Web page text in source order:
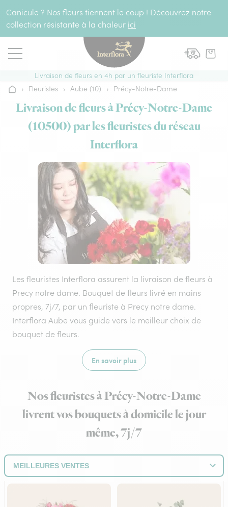
Canicule ? Nos fleurs tiennent le coup ! Découvrez notre
collection résistante à la chaleur ici
Livraison de fleurs en 4h par un fleuriste Interflora
Accueil
› Fleuristes › Aube (10) › Précy-Notre-Dame
Livraison de fleurs à Précy-Notre-Dame
(10500) par les fleuristes du réseau
Interflora
Les fleuristes Interflora assurent la livraison de fleurs à
Precy notre dame. Bouquet de fleurs livré en mains
propres, 7j/7, par un fleuriste à Precy notre dame.
Interflora Aube vous guide vers le meilleur choix de
bouquet de fleurs.
En savoir plus
Nos fleuristes à Précy-Notre-Dame
livrent vos bouquets à domicile le jour
même, 7j/7